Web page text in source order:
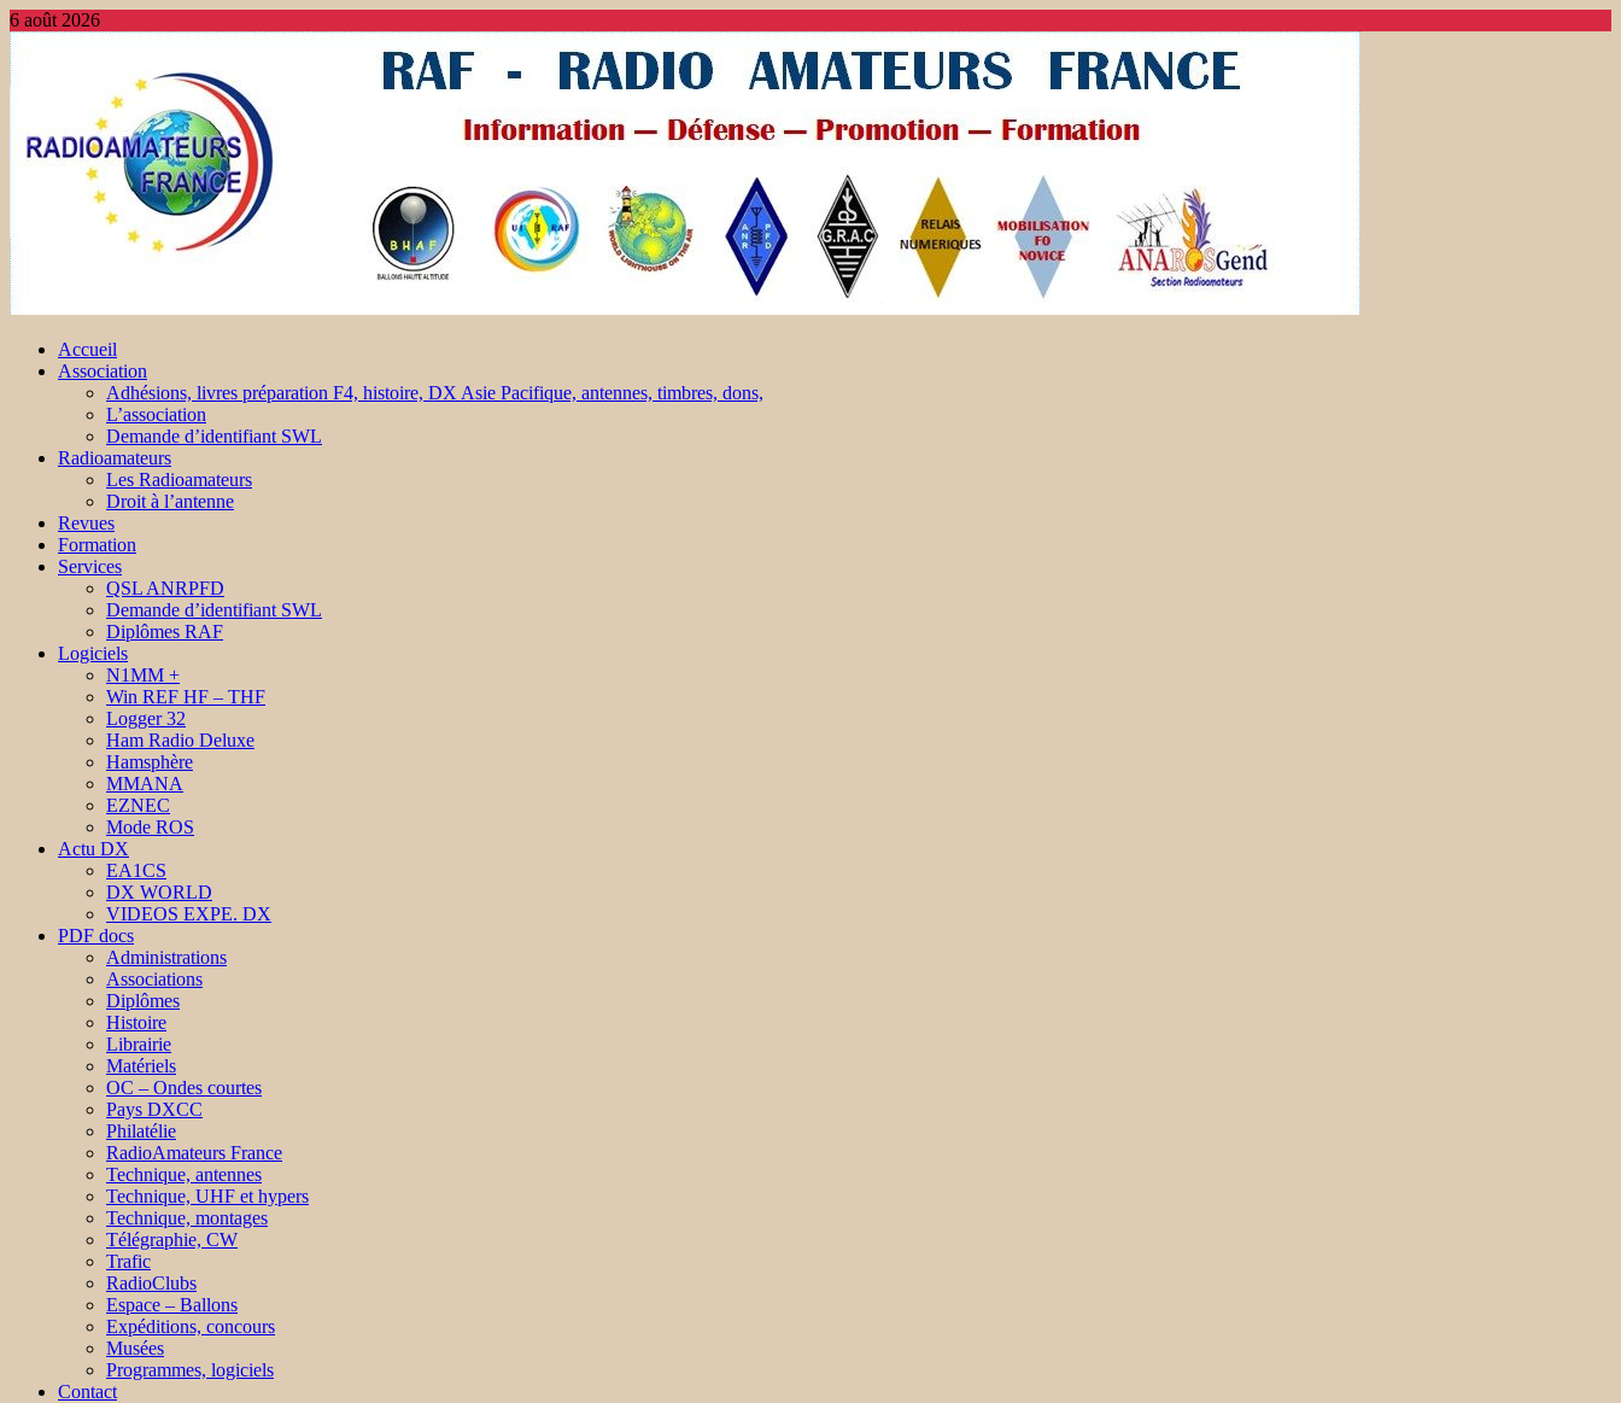
6 août 2026
Accueil
Association
Adhésions, livres préparation F4, histoire, DX Asie Pacifique, antennes, timbres, dons,
L’association
Demande d’identifiant SWL
Radioamateurs
Les Radioamateurs
Droit à l’antenne
Revues
Formation
Services
QSL ANRPFD
Demande d’identifiant SWL
Diplômes RAF
Logiciels
N1MM +
Win REF HF – THF
Logger 32
Ham Radio Deluxe
Hamsphère
MMANA
EZNEC
Mode ROS
Actu DX
EA1CS
DX WORLD
VIDEOS EXPE. DX
PDF docs
Administrations
Associations
Diplômes
Histoire
Librairie
Matériels
OC – Ondes courtes
Pays DXCC
Philatélie
RadioAmateurs France
Technique, antennes
Technique, UHF et hypers
Technique, montages
Télégraphie, CW
Trafic
RadioClubs
Espace – Ballons
Expéditions, concours
Musées
Programmes, logiciels
Contact